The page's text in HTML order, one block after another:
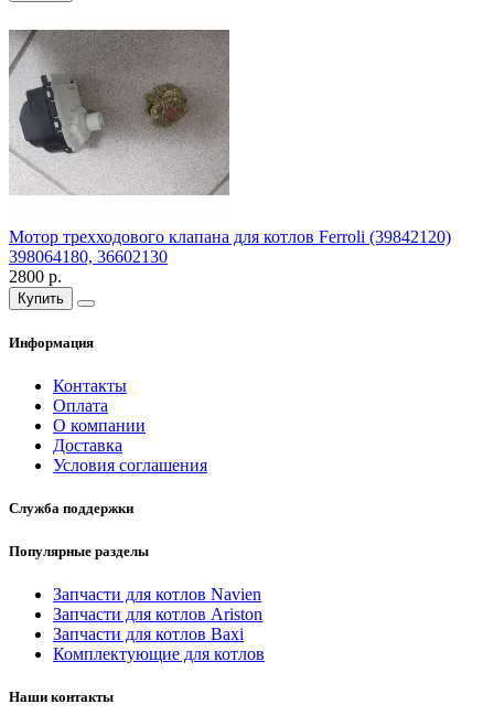
Мотор трехходового клапана для котлов Ferroli (39842120)
398064180, 36602130
2800 р.
Купить
Информация
Контакты
Оплата
О компании
Доставка
Условия соглашения
Служба поддержки
Популярные разделы
Запчасти для котлов Navien
Запчасти для котлов Ariston
Запчасти для котлов Baxi
Комплектующие для котлов
Наши контакты